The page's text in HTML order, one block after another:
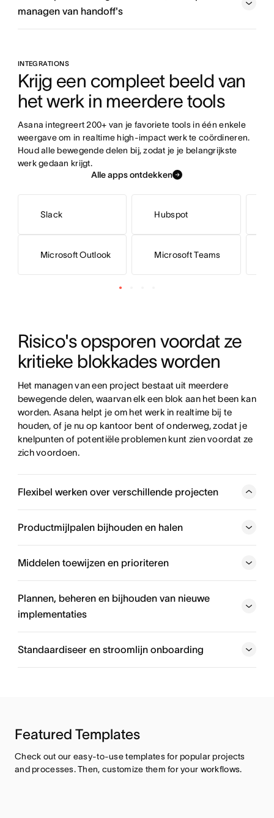
managen van handoff's
Probeer het sjabloon voor accountbeheer van Stride
INTEGRATIONS
Krijg een compleet beeld van
het werk in meerdere tools
Asana integreert 200+ van je favoriete tools in één enkele
weergave om in realtime high-impact werk te coördineren.
Houd alle bewegende delen bij, zodat je je belangrijkste
werk gedaan krijgt.
Alle apps ontdekken
Slack
Microsoft Outlook
Hubspot
Microsoft Teams
Risico's opsporen voordat ze
kritieke blokkades worden
Het managen van een project bestaat uit meerdere
bewegende delen, waarvan elk een blok aan het been kan
worden. Asana helpt je om het werk in realtime bij te
houden, of je nu op kantoor bent of onderweg, zodat je
knelpunten of potentiële problemen kunt zien voordat ze
zich voordoen.
Flexibel werken over verschillende projecten
Bekijk je projecten en campagnes op de manier die voor
jou het beste werkt - of dat nu de lijst-, bord-, agenda- of
Productmijlpalen bijhouden en halen
Middelen toewijzen en prioriteren
Plannen, beheren en bijhouden van nieuwe
implementaties
Standaardiseer en stroomlijn onboarding
Featured Templates
Check out our easy-to-use templates for popular projects
and processes. Then, customize them for your workflows.